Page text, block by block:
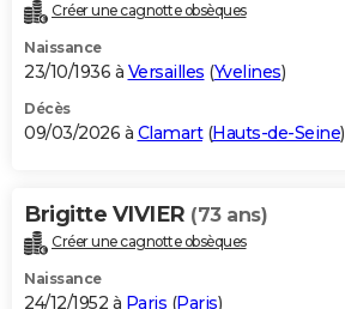
Créer une cagnotte obsèques
Naissance
23/10/1936 à Versailles (Yvelines)
Décès
09/03/2026 à Clamart(Hauts-de-Seine)
Brigitte VIVIER (73 ans)
Créer une cagnotte obsèques
Naissance
24/12/1952 à Paris (Paris)